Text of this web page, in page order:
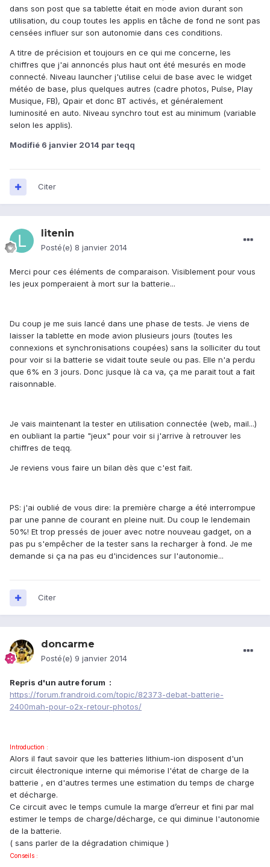
dans son post que sa tablette était en mode avion durant son
utilisation, du coup toutes les applis en tâche de fond ne sont pas
censées influer sur son autonomie dans ces conditions.
A titre de précision et toujours en ce qui me concerne, les
chiffres que j'ai annoncés plus haut ont été mesurés en mode
connecté. Niveau launcher j'utilise celui de base avec le widget
météo de base, plus quelques autres (cadre photos, Pulse, Play
Musique, FB), Qpair et donc BT activés, et généralement
luminosité en auto. Niveau synchro tout est au minimum (variable
selon les applis).
Modifié 6 janvier 2014 par teqq
Citer
litenin
Posté(e) 8 janvier 2014
Merci pour ces éléments de comparaison. Visiblement pour vous
les jeux pomperaient à mort sur la batterie...
Du coup je me suis lancé dans une phase de tests. Je viens de
laisser la tablette en mode avion plusieurs jours (toutes les
connexions et synchronisations coupées) sans la solliciter du tout
pour voir si la batterie se vidait toute seule ou pas. Elle n'a perdu
que 6% en 3 jours. Donc jusque là ca va, ça me parait tout a fait
raisonnable.
Je vais maintenant la tester en utilisation connectée (web, mail...)
en oubliant la partie "jeux" pour voir si j'arrive à retrouver les
chiffres de teqq.
Je reviens vous faire un bilan dès que c'est fait.
PS: j'ai oublié de vous dire: la première charge a été interrompue
par une panne de courant en pleine nuit. Du coup le lendemain
50%! Et trop pressés de jouer avec notre nouveau gadget, on a
pas pu s'empêcher de la tester sans la recharger à fond. Je me
demande si ça na pas eu d'incidences sur l'autonomie...
Citer
doncarme
Posté(e) 9 janvier 2014
Repris d'un autre forum :
https://forum.frandroid.com/topic/82373-debat-batterie-
2400mah-pour-o2x-retour-photos/
Introduction :
Alors il faut savoir que les batteries lithium-ion disposent d'un
circuit électronique interne qui mémorise l'état de charge de la
batterie , en d'autres termes une estimation du temps de charge
et décharge.
Ce circuit avec le temps cumule la marge d’erreur et fini par mal
estimer le temps de charge/décharge, ce qui diminue l'autonomie
de la batterie.
( sans parler de la dégradation chimique )
Conseils :